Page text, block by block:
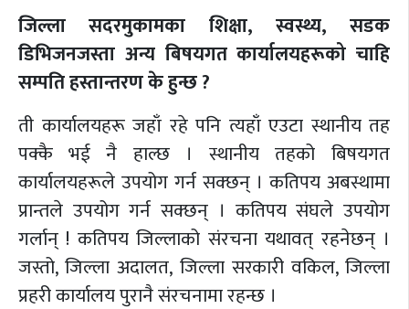
जिल्ला सदरमुकामका शिक्षा, स्वस्थ्य, सडक
डिभिजनजस्ता अन्य बिषयगत कार्यालयहरूको चाहि
सम्पति हस्तान्तरण के हुन्छ ?
ती कार्यालयहरू जहाँ रहे पनि त्यहाँ एउटा स्थानीय तह
पक्कै भई नै हाल्छ । स्थानीय तहको बिषयगत
कार्यालयहरूले उपयोग गर्न सक्छन् । कतिपय अबस्थामा
प्रान्तले उपयोग गर्न सक्छन् । कतिपय संघले उपयोग
गर्लान् ! कतिपय जिल्लाको संरचना यथावत् रहनेछन् ।
जस्तो, जिल्ला अदालत, जिल्ला सरकारी वकिल, जिल्ला
प्रहरी कार्यालय पुरानै संरचनामा रहन्छ ।